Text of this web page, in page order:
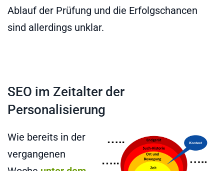
Ablauf der Prüfung und die Erfolgschancen
sind allerdings unklar.
SEO im Zeitalter der
Personalisierung
Wie bereits in der
vergangenen